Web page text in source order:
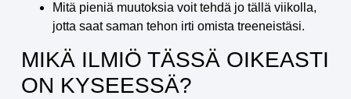
Mitä pieniä muutoksia voit tehdä jo tällä viikolla,
jotta saat saman tehon irti omista treeneistäsi.
MIKÄ ILMIÖ TÄSSÄ OIKEASTI
ON KYSEESSÄ?